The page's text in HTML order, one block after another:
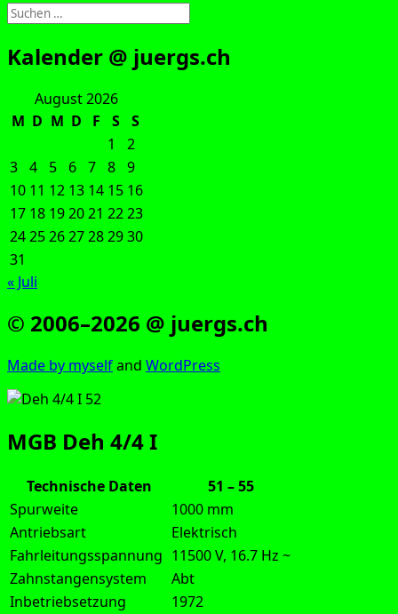
Suchen
nach:
Kalender @ juergs.ch
August 2026
M D M D F S
S
1
2
3 4 5 6 7 8 9
10 11 12 13 14 15 16
17 18 192021 2223
24252627282930
31
« Juli
© 2006–2026 @ juergs.ch
Made by mys­elfand Word­Press
MGB Deh 4/4 I
Technische Daten
51 – 55
Spurweite
1000 mm
Antriebsart
Elektrisch
Fahrleitungsspannung 11500 V, 16.7 Hz ~
Zahnstangensystem
Abt
Inbetriebsetzung
1972